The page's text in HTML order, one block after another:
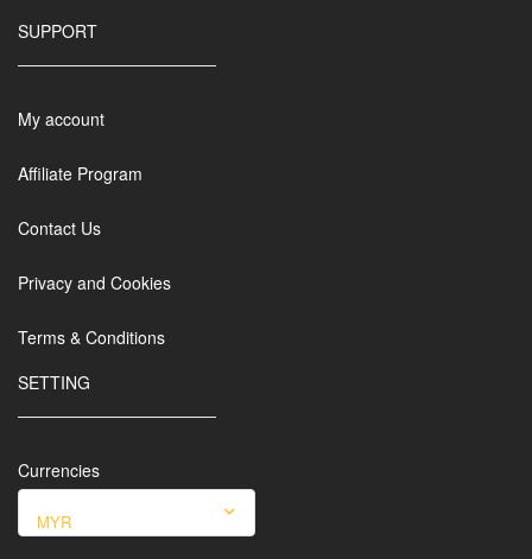
SUPPORT
My account
Affiliate Program
Contact Us
Privacy and Cookies
Terms & Conditions
SETTING
Currencies
MYR